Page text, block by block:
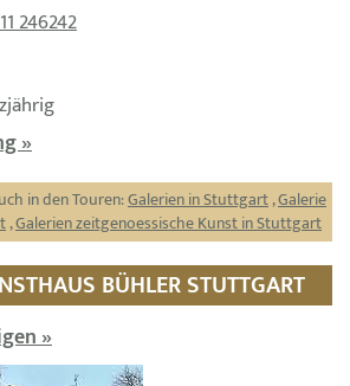
246242
»
in den Touren:Galerien in Stuttgart,Galerie
,Galerien zeitgenoessische Kunst in Stuttgart
BÜHLER STUTTGART
»